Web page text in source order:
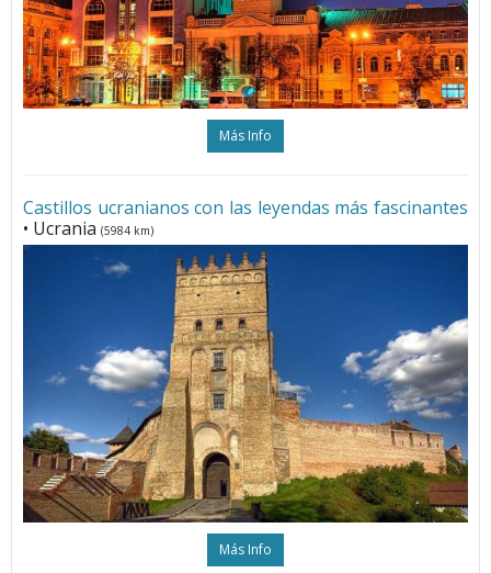
Más Info
Castillos ucranianos con las leyendas más fascinantes
• Ucrania (5984 km)
Más Info